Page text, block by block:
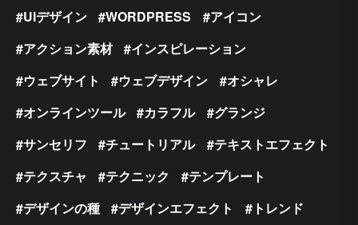
UIデザイン
WORDPRESS
アイコン
アクション素材
インスピレーション
ウェブサイト
ウェブデザイン
オシャレ
オンラインツール
カラフル
グランジ
サンセリフ
チュートリアル
テキストエフェクト
テクスチャ
テクニック
テンプレート
デザインの種
デザインエフェクト
トレンド